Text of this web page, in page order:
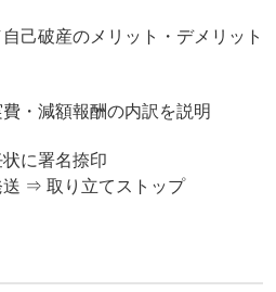
己破産のメリット・デメリット
・減額報酬の内訳を説明
に署名捺印
送 ⇒ 取り立てストップ